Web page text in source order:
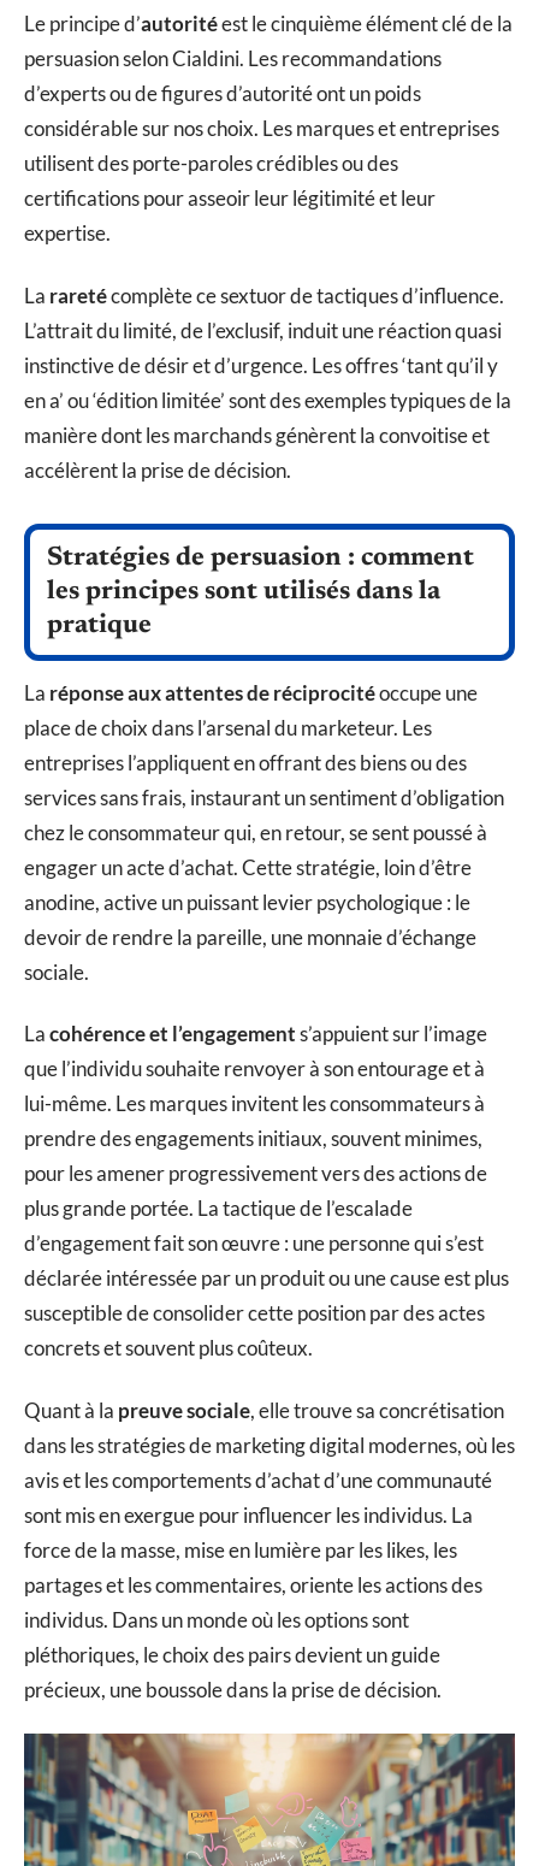
Le principe d’autoritéest le cinquième élément clé de la
persuasion selon Cialdini. Les recommandations
d’experts ou de figures d’autorité ont un poids
considérable sur nos choix. Les marques et entreprises
utilisent des porte-paroles crédibles ou des
certifications pour asseoir leur légitimité et leur
expertise.
La raretécomplète ce sextuor de tactiques d’influence.
L’attrait du limité, de l’exclusif, induit une réaction quasi
instinctive de désir et d’urgence. Les offres ‘tant qu’il y
en a’ ou ‘édition limitée’ sont des exemples typiques de la
manière dont les marchands génèrent la convoitise et
accélèrent la prise de décision.
Stratégies de persuasion : comment
les principes sont utilisés dans la
pratique
La réponse aux attentes de réciprocitéoccupe une
place de choix dans l’arsenal du marketeur. Les
entreprises l’appliquent en offrant des biens ou des
services sans frais, instaurant un sentiment d’obligation
chez le consommateur qui, en retour, se sent poussé à
engager un acte d’achat. Cette stratégie, loin d’être
anodine, active un puissant levier psychologique : le
devoir de rendre la pareille, une monnaie d’échange
sociale.
Lacohérence et l’engagements’appuient sur l’image
que l’individu souhaite renvoyer à son entourage et à
lui-même. Les marques invitent les consommateurs à
prendre des engagements initiaux, souvent minimes,
pour les amener progressivement vers des actions de
plus grande portée. La tactique de l’escalade
d’engagement fait son œuvre : une personne qui s’est
déclarée intéressée par un produit ou une cause est plus
susceptible de consolider cette position par des actes
concrets et souvent plus coûteux.
Quant à la preuve sociale, elle trouve sa concrétisation
dans les stratégies de marketing digital modernes, où les
avis et les comportements d’achat d’une communauté
sont mis en exergue pour influencer les individus. La
force de la masse, mise en lumière par les likes, les
partages et les commentaires, oriente les actions des
individus. Dans un monde où les options sont
pléthoriques, le choix des pairs devient un guide
précieux, une boussole dans la prise de décision.